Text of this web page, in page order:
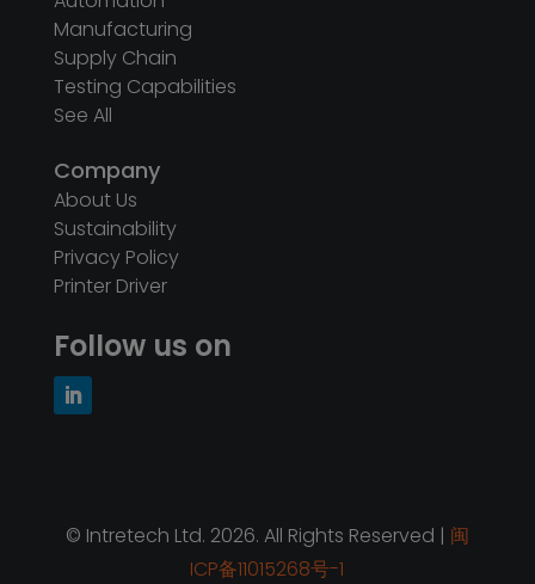
Company
About Us
Sustainability
Privacy Policy
Follow us on
© Intretech Ltd. 2026. All Rights Reserved |